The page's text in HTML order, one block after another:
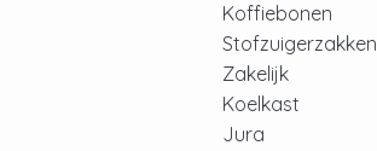
Koffiebonen
Stofzuigerzakken
Zakelijk
Koelkast
Jura